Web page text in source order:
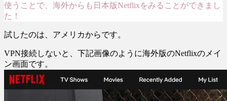
使うことで、海外からも日本版Netflixをみることができまし
た！
試したのは、アメリカからです。
VPN接続しないと、下記画像のように海外版のNetflixのメイ
ン画面です。